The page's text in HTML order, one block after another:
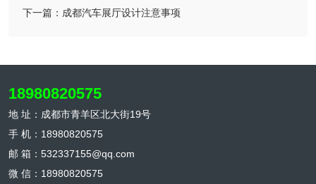
下一篇： 成都汽车展厅设计注意事项
18980820575
地 址：成都市青羊区北大街19号
手 机：18980820575
邮 箱：532337155@qq.com
微 信：18980820575